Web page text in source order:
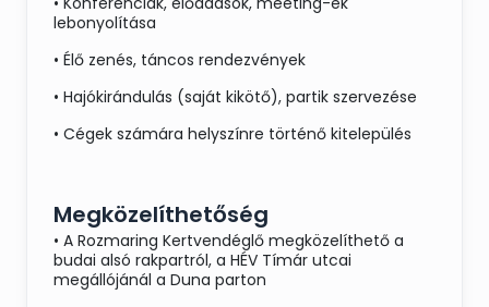
lebonyolítása
• Élő zenés, táncos rendezvények
• Hajókirándulás (saját kikötő), partik szervezése
• Cégek számára helyszínre történő kitelepülés
Megközelíthetőség
• A Rozmaring Kertvendéglő megközelíthető a
budai alsó rakpartról, a HÉV Tímár utcai
megállójánál a Duna parton